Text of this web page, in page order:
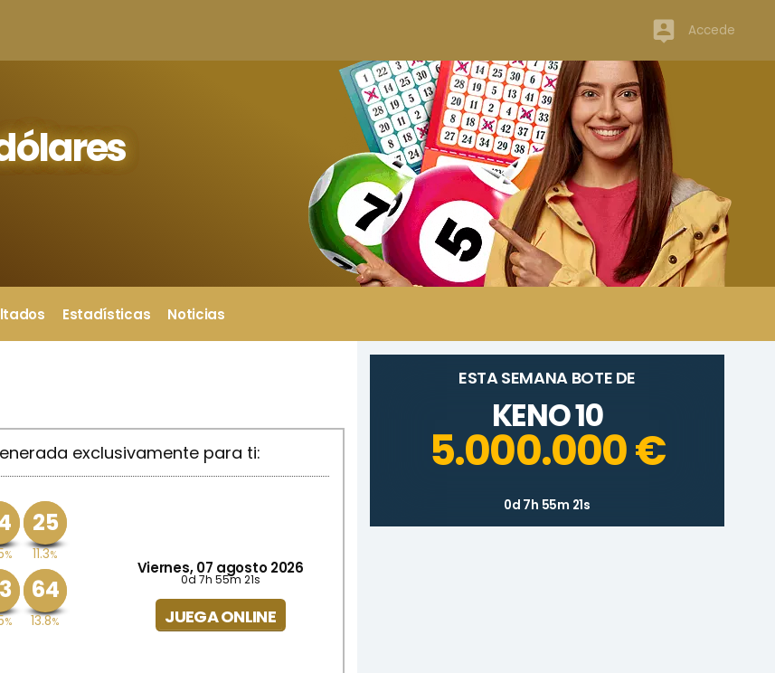
Accede
Estadísticas Noticias
exclusivamente para ti:
%
25
11.3%
%
64
13.8%
Viernes, 07 agosto 2026
0d 7h 55m 21s
JUEGA ONLINE
ESTA SEMANA BOTE DE
KENO 10
5.000.000 €
0d 7h 55m 21s